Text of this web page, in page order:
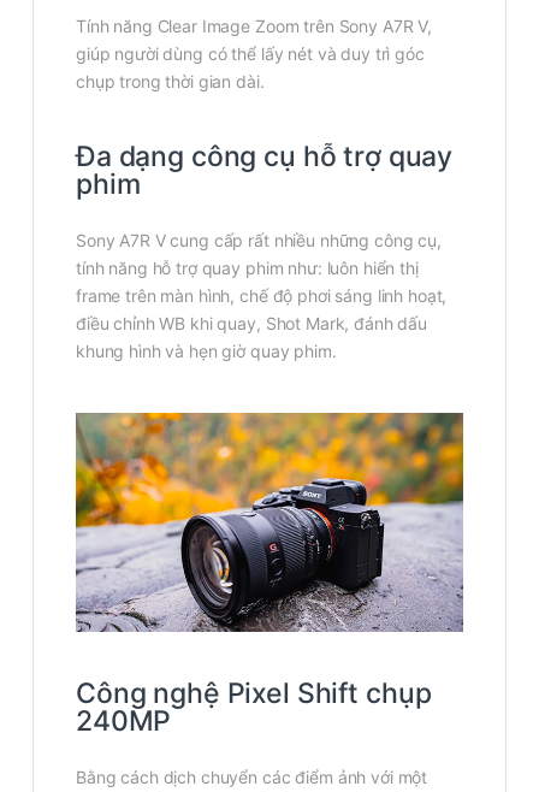
Tính năng Clear Image Zoom trên Sony A7R V,
giúp người dùng có thể lấy nét và duy trì góc
chụp trong thời gian dài.
Đa dạng công cụ hỗ trợ quay
phim
Sony A7R V cung cấp rất nhiều những công cụ,
tính năng hỗ trợ quay phim như: luôn hiển thị
frame trên màn hình, chế độ phơi sáng linh hoạt,
điều chỉnh WB khi quay, Shot Mark, đánh dấu
khung hình và hẹn giờ quay phim.
Công nghệ Pixel Shift chụp
240MP
Bằng cách dịch chuyển các điểm ảnh với một